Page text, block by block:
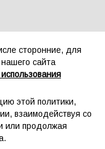
ДЛЯ
сторонние, для
сайта
этой политики,
взаимодействуя со
или продолжая